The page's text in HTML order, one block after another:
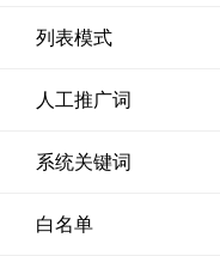
列表模式
人工推广词
系统关键词
白名单